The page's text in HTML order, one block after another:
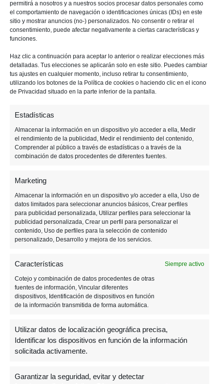
permitirá a nosotros y a nuestros socios procesar datos personales como
el comportamiento de navegación o identificaciones únicas (IDs) en este
sitio y mostrar anuncios (no-) personalizados. No consentir o retirar el
consentimiento, puede afectar negativamente a ciertas características y
funciones.
Haz clic a continuación para aceptar lo anterior o realizar elecciones más
detalladas. Tus elecciones se aplicarán solo en este sitio. Puedes cambiar
tus ajustes en cualquier momento, incluso retirar tu consentimiento,
utilizando los botones de la Política de cookies o haciendo clic en el icono
de Privacidad situado en la parte inferior de la pantalla.
Estadísticas
Almacenar la información en un dispositivo y/o acceder a ella, Medir
el rendimiento de la publicidad, Medir el rendimiento del contenido,
Comprender al público a través de estadísticas o a través de la
combinación de datos procedentes de diferentes fuentes.
Marketing
Almacenar la información en un dispositivo y/o acceder a ella, Uso de
datos limitados para seleccionar anuncios básicos, Crear perfiles
para publicidad personalizada, Utilizar perfiles para seleccionar la
publicidad personalizada, Crear un perfil para personalizar el
contenido, Uso de perfiles para la selección de contenido
personalizado, Desarrollo y mejora de los servicios.
Características Siempre activo
Cotejo y combinación de datos procedentes de otras
fuentes de información, Vincular diferentes
dispositivos, Identificación de dispositivos en función
de la información transmitida de forma automática.
Utilizar datos de localización geográfica precisa,
Identificar los dispositivos en función de la información
solicitada activamente.
Garantizar la seguridad, evitar y detectar
10 DICIEMBRE, 2019
«Minecraft» para PS4 recibe
cross-play por fin
La realidad de «Pokémon
Escudo»